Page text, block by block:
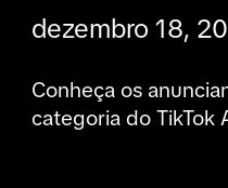
dezembro 18,
Conheça os
categoria do TikTok